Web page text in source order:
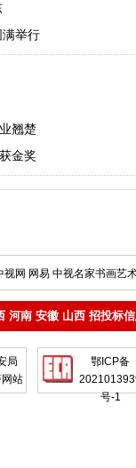
举行
翘楚
金奖
视网 网易 中视名家书画艺
河南 安徽 山西 招投标
局
网站
鄂ICP备
号-1